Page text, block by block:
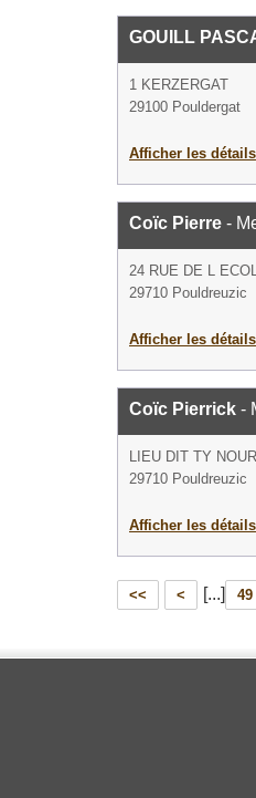
GOUILL
1 KERZERGAT
29100 Pouldergat
Afficher les détails
Coïc Pierre -
24 RUE DE L
29710 Pouldreuzic
Afficher les détails
Coïc Pierrick -
LIEU DIT TY NOUR
29710 Pouldreuzic
Afficher les détails
<< < [...] 49